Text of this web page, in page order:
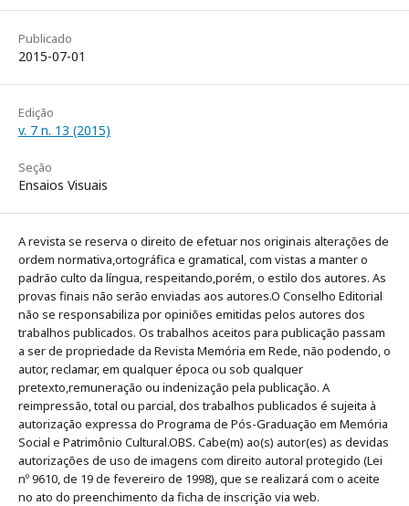
Publicado
2015-07-01
Edição
v. 7 n. 13 (2015)
Seção
Ensaios Visuais
A revista se reserva o direito de efetuar nos originais alterações de
ordem normativa,ortográfica e gramatical, com vistas a manter o
padrão culto da língua, respeitando,porém, o estilo dos autores. As
provas finais não serão enviadas aos autores.O Conselho Editorial
não se responsabiliza por opiniões emitidas pelos autores dos
trabalhos publicados. Os trabalhos aceitos para publicação passam
a ser de propriedade da Revista Memória em Rede, não podendo, o
autor, reclamar, em qualquer época ou sob qualquer
pretexto,remuneração ou indenização pela publicação. A
reimpressão, total ou parcial, dos trabalhos publicados é sujeita à
autorização expressa do Programa de Pós-Graduação em Memória
Social e Patrimônio Cultural.OBS. Cabe(m) ao(s) autor(es) as devidas
autorizações de uso de imagens com direito autoral protegido (Lei
nº 9610, de 19 de fevereiro de 1998), que se realizará com o aceite
no ato do preenchimento da ficha de inscrição via web.